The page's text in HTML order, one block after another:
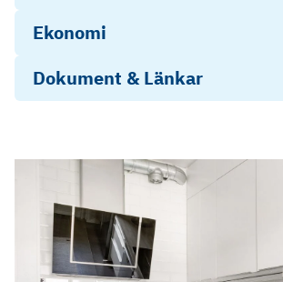
Ekonomi
Dokument & Länkar